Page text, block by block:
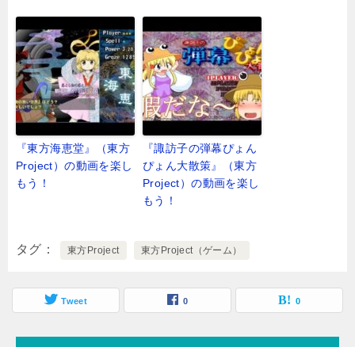
『東方海恵堂』（東方
Project）の動画を楽し
もう！
『諏訪子の弾幕ぴょん
ぴょん大散策』（東方
Project）の動画を楽し
もう！
タグ 東方Project 東方Project（ゲーム）
Tweet 0 0